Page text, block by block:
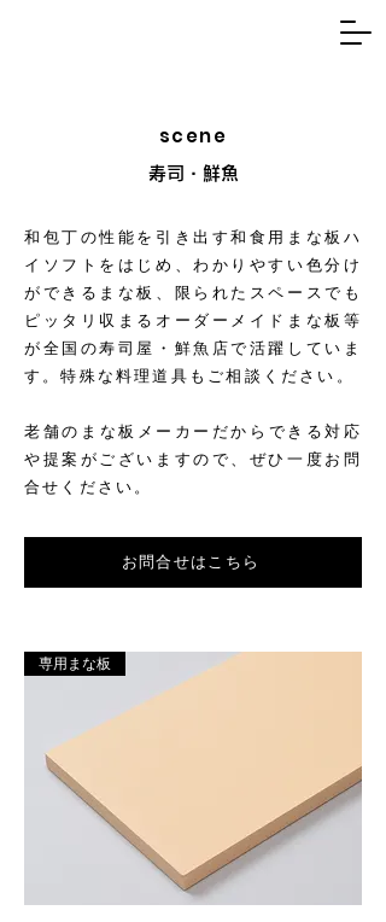
scene
寿司・鮮魚
和包丁の性能を引き出す和食用まな板ハ
イソフトをはじめ、わかりやすい色分け
ができるまな板、限られたスペースでも
ピッタリ収まるオーダーメイドまな板等
が全国の寿司屋・鮮魚店で活躍していま
す。特殊な料理道具もご相談ください。
​老舗のまな板メーカーだからできる対応
や提案がございますので、ぜひ一度お問
合せください。
お問合せはこちら
専用まな板